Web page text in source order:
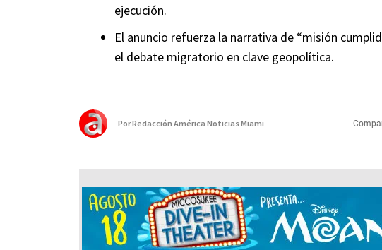
ejecución.
El anuncio refuerza la narrativa de “misión
el debate migratorio en clave geopolítica.
PorRedacción América Noticias Miami